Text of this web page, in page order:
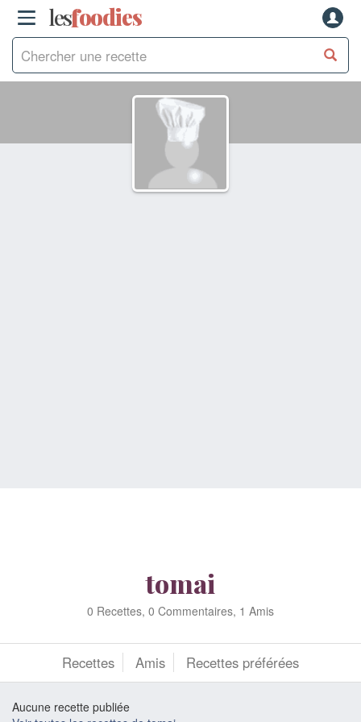
lesfoodies
tomai
0 Recettes, 0 Commentaires, 1 Amis
Recettes Amis Recettes préférées
Aucune recette publiée